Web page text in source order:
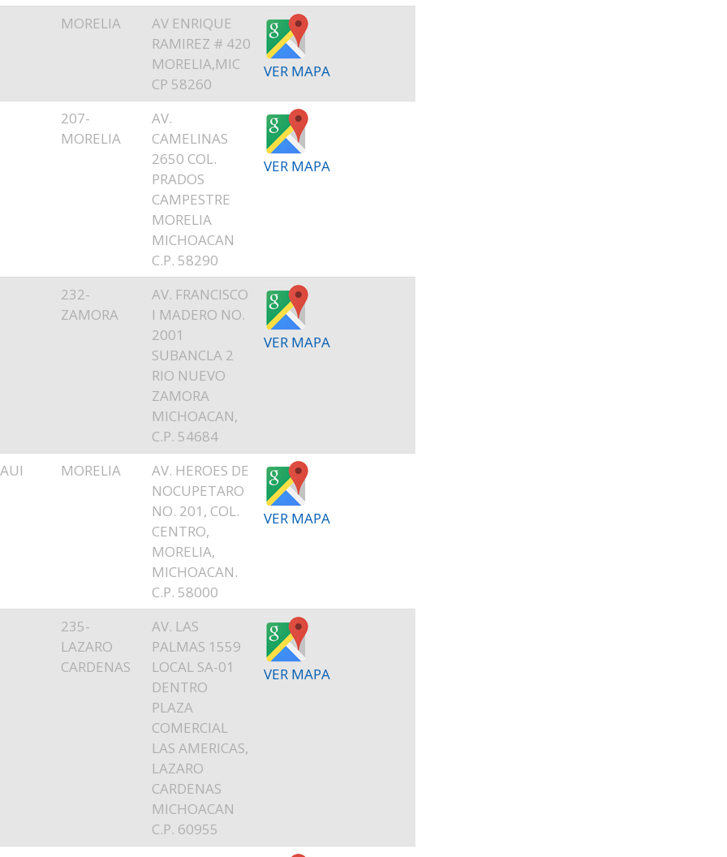
MORELIA
AV ENRIQUE
RAMIREZ # 420
MORELIA,MIC
CP 58260
VER MAPA
207-
MORELIA
AV.
CAMELINAS
2650 COL.
PRADOS
CAMPESTRE
MORELIA
MICHOACAN
C.P. 58290
VER MAPA
232-
ZAMORA
AV. FRANCISCO
I MADERO NO.
2001
SUBANCLA 2
RIO NUEVO
ZAMORA
MICHOACAN,
C.P. 54684
VER MAPA
MORELIA
AV. HEROES DE
NOCUPETARO
NO. 201, COL.
CENTRO,
MORELIA,
MICHOACAN.
C.P. 58000
VER MAPA
235-
LAZARO
CARDENAS
AV. LAS
PALMAS 1559
LOCAL SA-01
DENTRO
PLAZA
COMERCIAL
LAS AMERICAS,
LAZARO
CARDENAS
MICHOACAN
C.P. 60955
VER MAPA